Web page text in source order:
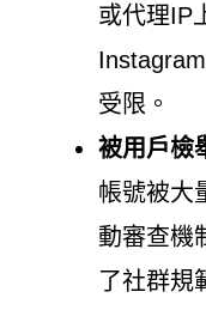
或代理IP
受限。
被用戶檢
帳號被大
動審查機
了社群規